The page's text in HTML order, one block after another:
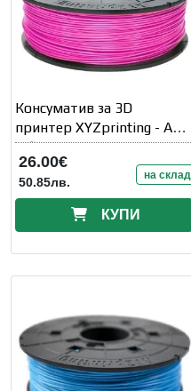
Консуматив за 3D
принтер XYZprinting - ABS
refil, 1.75 mm
26.00€
50.85лв. на склад
КУПИ